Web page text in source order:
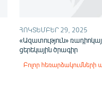
ՀՈԿՏԵՄԲԵՐ 29, 2025
«Ազատություն»
ցերեկային ծրագիր
Բոլոր հեռարձակումների